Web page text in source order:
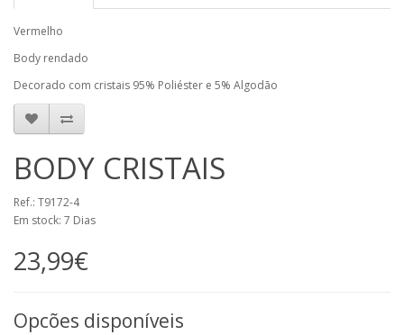
Vermelho
Body rendado
Decorado com cristais 95% Poliéster e 5% Algodão
BODY CRISTAIS
Ref.: T9172-4
Em stock: 7 Dias
23,99€
Opcões disponíveis